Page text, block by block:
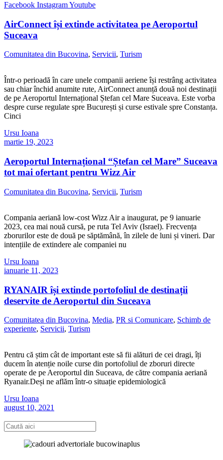
Facebook InstagramYoutube
AirConnect își extinde activitatea pe Aeroportul
Suceava
Comunitatea din Bucovina, Servicii, Turism
Într-o perioadă în care unele companii aeriene își restrâng activitatea
sau chiar închid anumite rute, AirConnect anunță două noi destinații
de pe Aeroportul Internațional Ștefan cel Mare Suceava. Este vorba
despre curse regulate spre București și curse estivale spre Constanța.
Cinci
Ursu Ioana
martie 19, 2023
Aeroportul Internațional “Ștefan cel Mare” Suceava
tot mai ofertant pentru Wizz Air
Comunitatea din Bucovina, Servicii, Turism
Compania aeriană low-cost Wizz Air a inaugurat, pe 9 ianuarie
2023, cea mai nouă cursă, pe ruta Tel Aviv (Israel). Frecvența
zborurilor este de două pe săptămână, în zilele de luni și vineri. Dar
intențiile de extindere ale companiei nu
Ursu Ioana
ianuarie 11, 2023
RYANAIR își extinde portofoliul de destinații
deservite de Aeroportul din Suceava
Comunitatea din Bucovina, Media, PR si Comunicare, Schimb de
experiente, Servicii, Turism
Pentru că știm cât de important este să fii alături de cei dragi, îți
ducem în atenție noile curse din portofoliul de zboruri directe
operate de pe Aeroportul din Suceava, de către compania aeriană
Ryanair.Deși ne aflăm într-o situație epidemiologică
Ursu Ioana
august 10, 2021